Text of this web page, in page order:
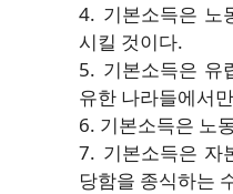
4. 기본소득은 노
시킬 것이다.
5. 기본소득은 유
유한 나라들에서
6. 기본소득은 노
7. 기본소득은 자
당함을 종식하는